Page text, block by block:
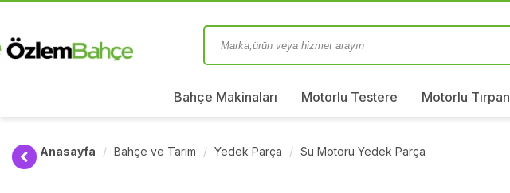
Bahçe Makinaları Motorlu Testere Motorlu Tırpan
Anasayfa Bahçe ve Tarım Yedek Parça Su Motoru Yedek Parça